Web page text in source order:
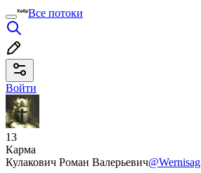
Все потоки
Войти
13
Карма
Кулакович Роман Валерьевич@Wernisag